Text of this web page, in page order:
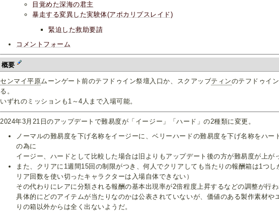
目覚めた深海の君主
暴走する変異した実験体(アポカリプスレイド)
緊迫した救助要請
コメントフォーム
概要
センマイ平原ムーンゲート前のテフドゥイン祭壇入口か、スクアッブティンのテフドゥイ
る。
いずれのミッションも1～4人まで入場可能。
2024年3月21日のアップデートで難易度が「イージー」「ハード」の2種類に変更。
ノーマルの難易度を下げ名称をイージーに、ベリーハードの難易度を下げ名称をハー
の為に
イージー、ハードとして比較した場合は旧よりもアップデート後の方が難易度が上が
また、クリアに1週間15回の制限がつき、何人でクリアしても当たりの報酬箱は1つし
リア回数を使い切ったキャラクターは入場自体できない）
その代わりにレアに分類される報酬の基本出現率が2倍程度上昇するなどの調整が行わ
具体的にどのアイテムが当たりなのかは公表されていないが、価値のある製作素材や
りの箱以外からは全く出ないようだ。